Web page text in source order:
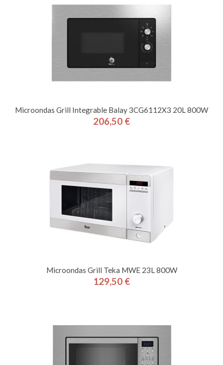
Microondas Grill Integrable Balay 3CG6112X3 20L 800W
Precio
206,50 €
Microondas Grill Teka MWE 23L 800W
Precio
129,50 €